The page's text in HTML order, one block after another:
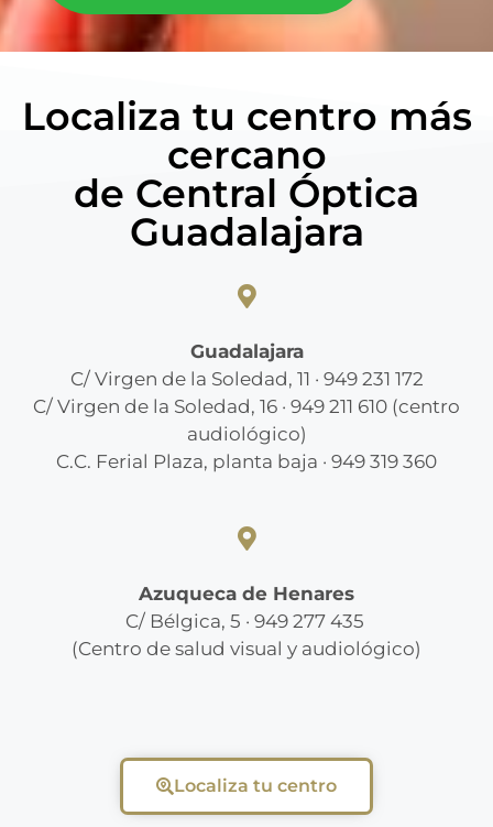
Localiza tu centro más
cercano
de Central Óptica
Guadalajara
Guadalajara
C/ Virgen de la Soledad, 11 · 949 231 172
C/ Virgen de la Soledad, 16 · 949 211 610 (centro
audiológico)
C.C. Ferial Plaza, planta baja · 949 319 360
Azuqueca de Henares
C/ Bélgica, 5 · 949 277 435
(Centro de salud visual y audiológico)
Localiza tu centro